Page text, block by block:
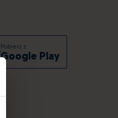
Pobierz z
Google Play